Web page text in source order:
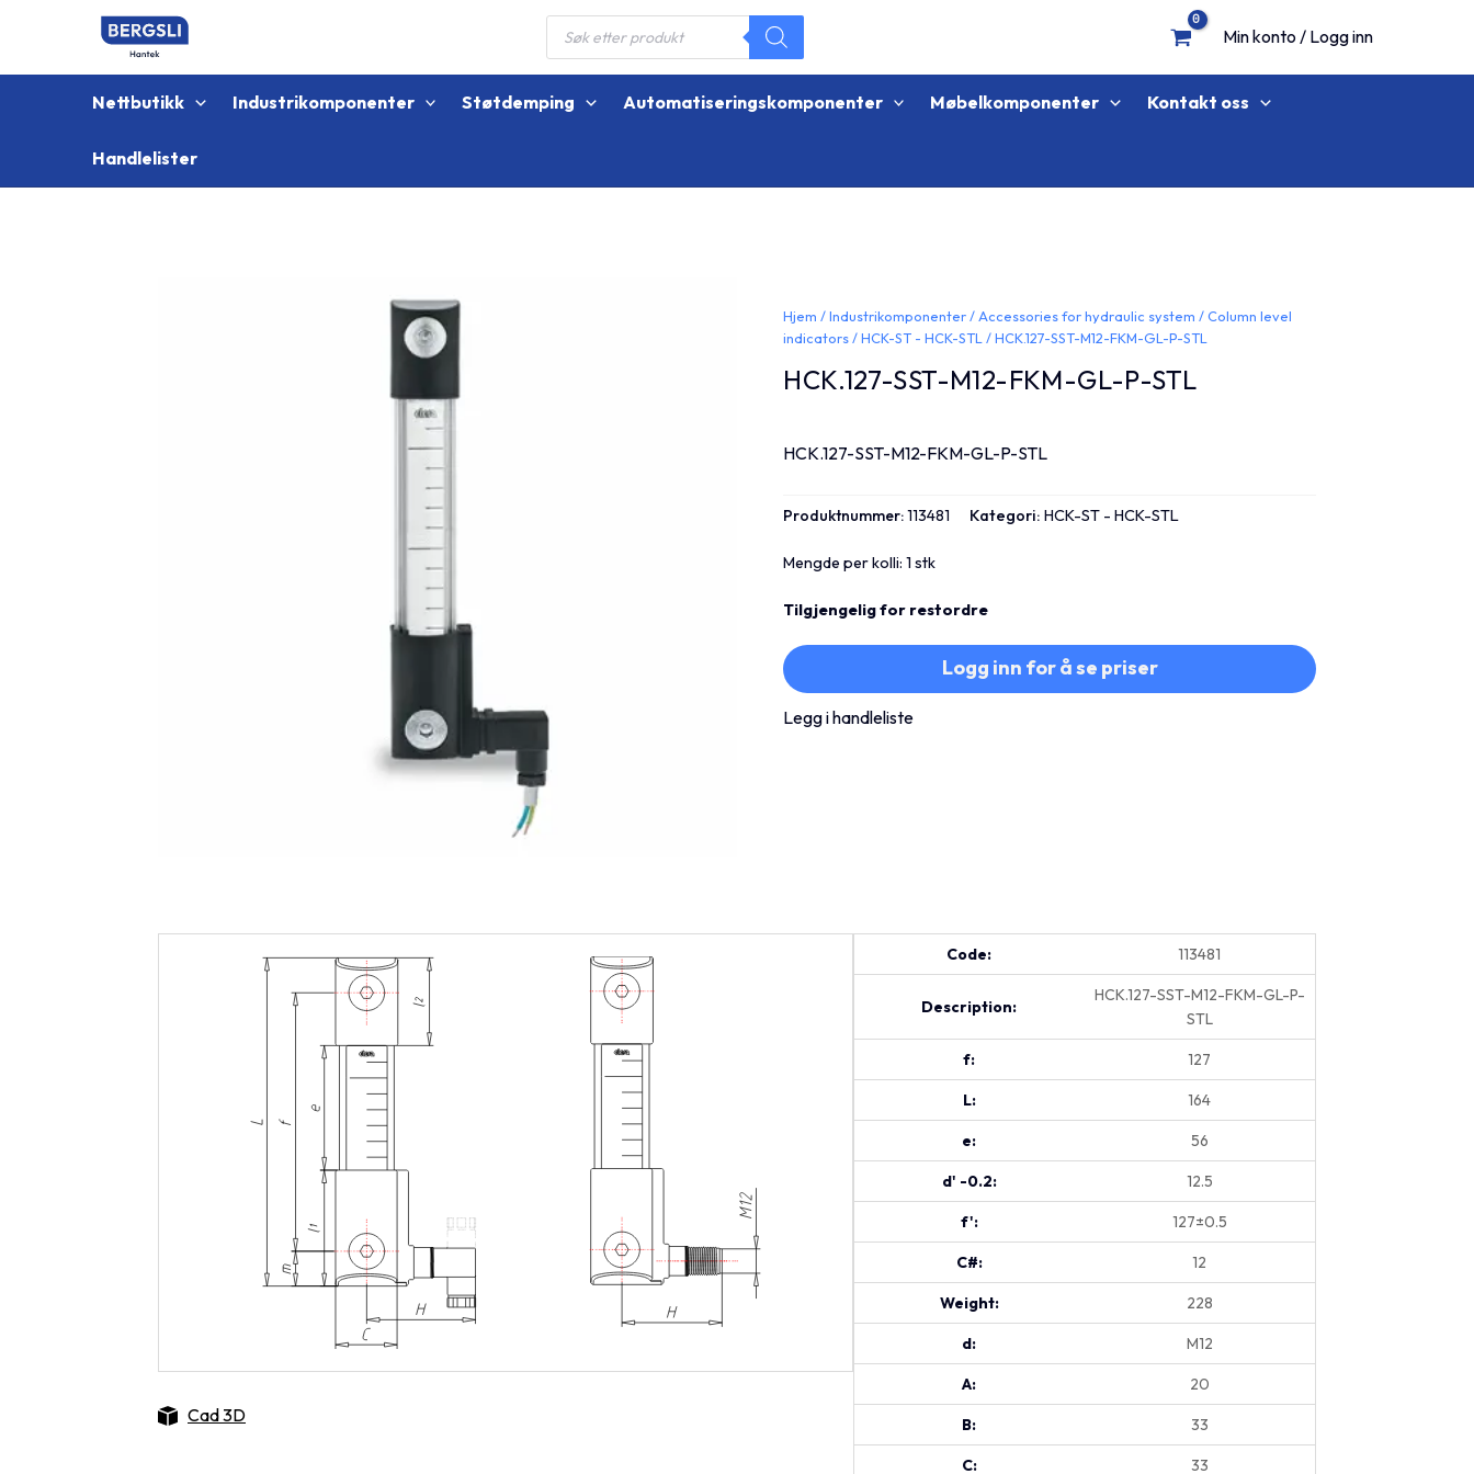
Products
search
Min konto / Logg inn
Nettbutikk Industrikomponenter Støtdemping Automatiseringskomponenter Møbelkomponenter Kontakt oss
Handlelister
Hjem /Industrikomponenter/ Accessories for hydraulic system /Column level
indicators/HCK-ST - HCK-STL / HCK.127-SST-M12-FKM-GL-P-STL
HCK.127-SST-M12-FKM-GL-P-STL
HCK.127-SST-M12-FKM-GL-P-STL
Produktnummer:113481 Kategori:HCK-ST - HCK-STL
Mengde per kolli: 1 stk
Tilgjengelig for restordre
Logg inn for å se priser
Legg i handleliste
Code: 113481
Description:
HCK.127-SST-M12-FKM-GL-P-
STL
f: 127
L: 164
e: 56
d' -0.2: 12.5
f': 127±0.5
C#: 12
Weight: 228
d: M12
A: 20
B: 33
C: 33
Cad 3D